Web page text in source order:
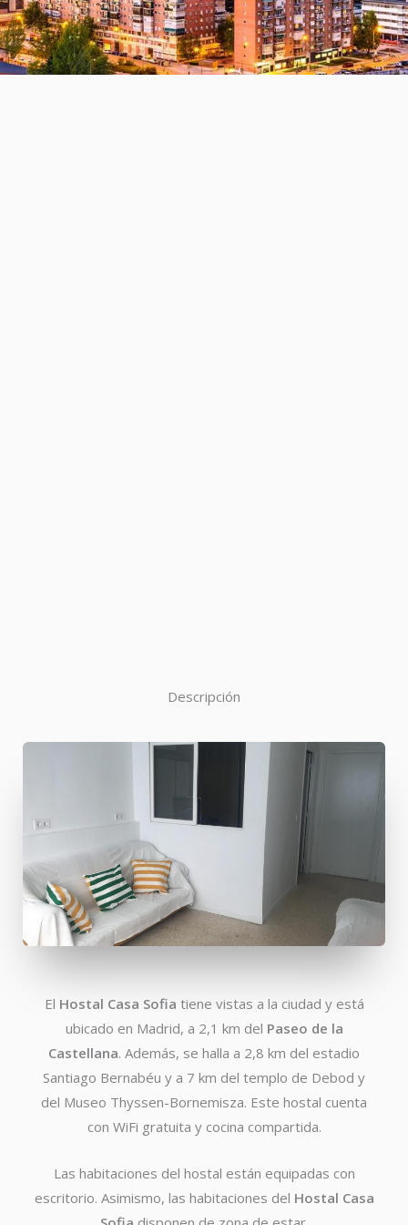
Descripción
El Hostal Casa Sofia tiene vistas a la ciudad y está
ubicado en Madrid, a 2,1 km del Paseo de la
Castellana. Además, se halla a 2,8 km del estadio
Santiago Bernabéu y a 7 km del templo de Debod y
del Museo Thyssen-Bornemisza. Este hostal cuenta
con WiFi gratuita y cocina compartida.
Las habitaciones del hostal están equipadas con
escritorio. Asimismo, las habitaciones del Hostal Casa